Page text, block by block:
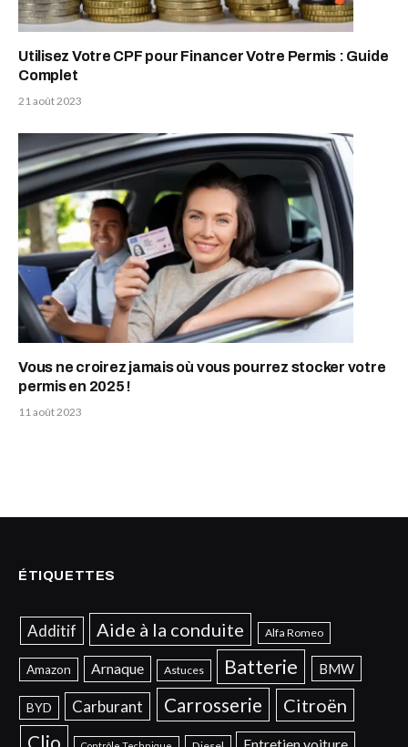
Utilisez Votre CPF pour Financer Votre Permis : Guide
Complet
21 août 2023
Vous ne croirez jamais où vous pourrez stocker votre
permis en 2025 !
11 août 2023
ÉTIQUETTES
Additif Aide à la conduite Alfa Romeo
Amazon Arnaque Astuces Batterie BMW
BYD Carburant Carrosserie Citroën
Clio